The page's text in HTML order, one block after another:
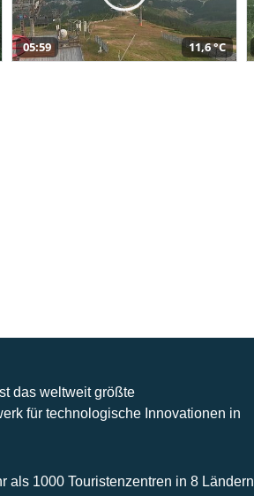
05:59 11,6 °C
das weltweit größte
für technologische Innovationen in
als 1000 Touristenzentren in 8 Ländern